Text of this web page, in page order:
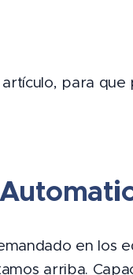
para que
en los
arriba.